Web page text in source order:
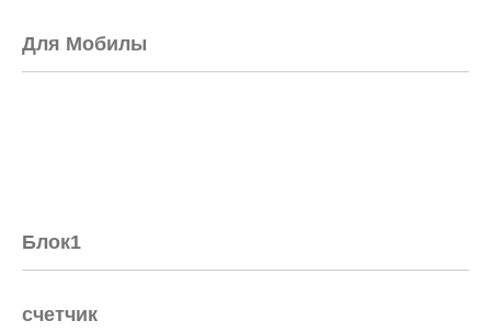
Для Мобилы
Блок1
счетчик